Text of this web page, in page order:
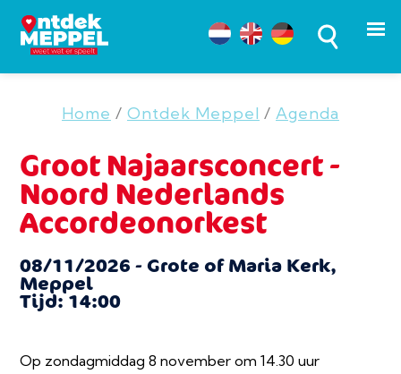
Home / Ontdek Meppel / Agenda
Groot Najaarsconcert -
Noord Nederlands
Accordeonorkest
08/11/2026 - Grote of Maria Kerk,
Meppel
Tijd: 14:00
Op zondagmiddag 8 november om 14.30 uur